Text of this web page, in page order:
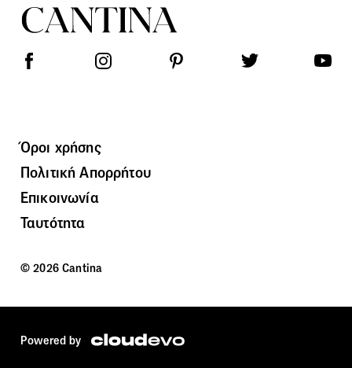
Όροι χρήσης
Πολιτική Απορρήτου
Επικοινωνία
Ταυτότητα
© 2026 Cantina
Powered by